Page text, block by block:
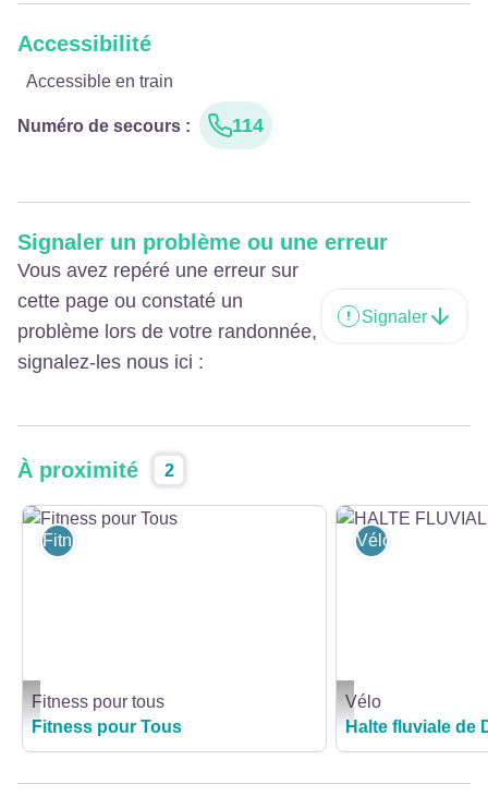
Accessibilité
Accessible en train
Numéro de secours : 114
Signaler un problème ou une erreur
Vous avez repéré une erreur sur
cette page ou constaté un
problème lors de votre randonnée,
signalez-les nous ici :
Signaler
À proximité 2
Fitness pour Tous - M_Jeannier_CD
Fitness pour tous
Fitness pour tous
Fitness pour Tous
HALTE FLUVIALE DE
Vélo
Vélo
Halte fluviale de